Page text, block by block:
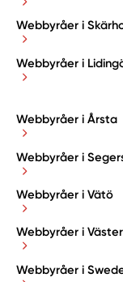
Webbyråer i
Webbyråer i
Webbyråer i Årsta
Webbyråer i
Webbyråer i Vätö
Webbyråer i
Webbyråer i